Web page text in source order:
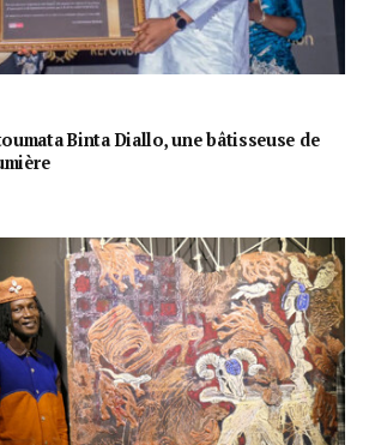
Binta Diallo, une bâtisseuse de